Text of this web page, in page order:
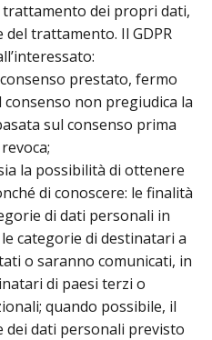
dei propri dati,
trattamento. Il GDPR
prestato, fermo
non pregiudica la
sul consenso prima
la possibilità di ottenere
di conoscere: le finalità
di dati personali in
categorie di destinatari a
o saranno comunicati, in
di paesi terzi o
quando possibile, il
dei dati personali previsto